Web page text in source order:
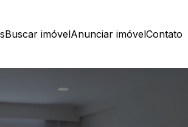
Buscar imóvelAnunciar imóvelContato